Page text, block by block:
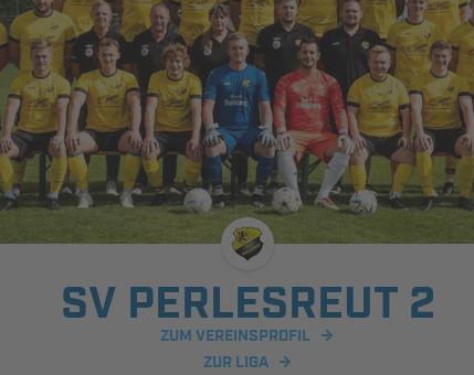
SV PERLESREUT 2
ZUM VEREINSPROFIL
ZUR LIGA